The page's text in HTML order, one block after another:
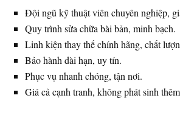
Đội ngũ kỹ thuật viên chuyên nghiệp,
Quy trình sửa chữa bài bản, minh bạch.
Linh kiện thay thế chính hãng, chất
Bảo hành dài hạn, uy tín.
Phục vụ nhanh chóng, tận nơi.
Giá cả cạnh tranh, không phát sinh